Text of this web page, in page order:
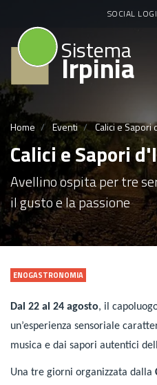
SOCIAL
Sistema
Irpinia
Home Eventi Calici e
Calici e Sapori
Avellino ospita per tre
il gusto e la passione
ENOGASTRONOMIA
Dal 22 al 24 agosto, il
un’esperienza sensoriale
musica e dai sapori autentici
Una tre giorni organizzata dalla